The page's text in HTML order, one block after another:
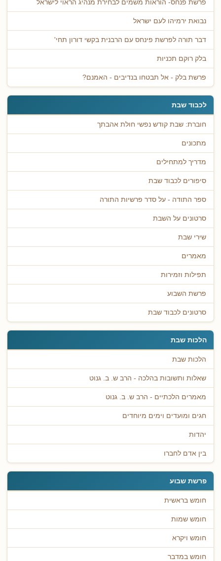
פרשת פנחס- הוראות משמים לבחירת מנהיג הראוי לישראל
נבואת ירמיהו לעם ישראל
דבר תורה לפרשת פינחס עם הרבנית בקשי דורון תחי'
בלק רוקם תכניות
פרשת בלק - אל תבטחו בנדיבים - האמנם?
לכבוד שבת
חוברת: שבת קודש נפשי חולת אהבתך
מתכונים
מדריך למתחילים
סיפורים לכבוד שבת
ספר התודה - על סדר פרשיות התורה
סרטונים על השבת
שירי שבת
מאמרים
תפילות וזמירות
פרשת השבוע
סרטונים לכבוד שבת
הלכות שבת
הלכות שבת
שאלות ותשובות בהלכה - הרב ש. ב. גנוט
מאמרים הלכתיים - הרב ש. ב. גנוט
חגים ומועדים וימים מיוחדים
יהדות
בין אדם לחברו
פרשת שבוע
חומש בראשית
חומש שמות
חומש ויקרא
חומש במדבר